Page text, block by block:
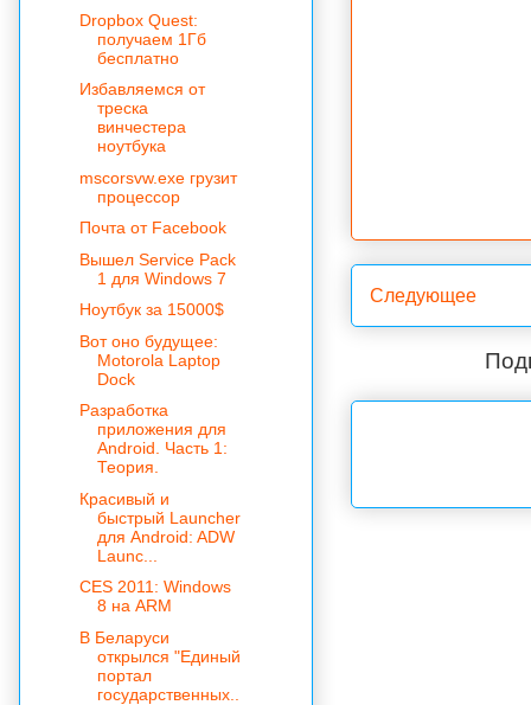
Следующее
Dropbox Quest:
получаем 1Гб
бесплатно
Избавляемся от
треска
винчестера
ноутбука
mscorsvw.exe грузит
процессор
Почта от Facebook
Вышел Service Pack
1 для Windows 7
Ноутбук за 15000$
Вот оно будущее:
Motorola Laptop
Dock
Разработка
приложения для
Android. Часть 1:
Теория.
Красивый и
быстрый Launcher
для Android: ADW
Launc...
CES 2011: Windows
8 на ARM
В Беларуси
открылся "Единый
портал
государственных..